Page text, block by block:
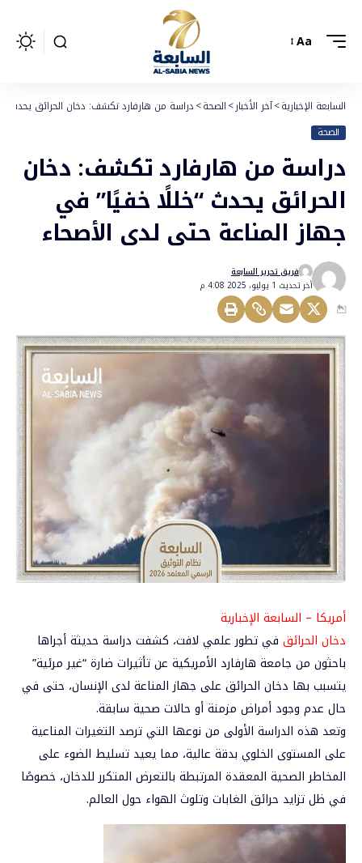
Aa
السابعة الإخبارية>آخر الأخبار>الصحة>دراسة من هارفارد تكشف: دخان الحرائق يحدث
الصحة
دراسة من هارفارد تكشف: دخان
الحرائق يحدث “خللًا خفيًا” في
جهاز المناعة حتى لدى الأصحاء
أخر تحديث 1 يوليو، 2025 4:08 م
فريق تحرير السابعة
أمريكا – السابعة الإخبارية
دخان الحرائق في تطور علمي لافت، كشفت دراسة حديثة أجراها
باحثون من جامعة هارفارد الأمريكية عن تأثيرات ضارة “غير مرئية”
يتسبب بها دخان الحرائق على جهاز المناعة لدى الإنسان، حتى في
حال عدم وجود أمراض مزمنة أو حالات صحية سابقة.
وتعد هذه الدراسة الأولى من نوعها التي ترصد التغيرات المناعية
على المستوى الخلوي بدقة عالية، مما يعيد تسليط الضوء على
المخاطر الصحية المعقدة المرتبطة بالتعرض المتكرر للدخان، خصوصًا
في ظل تزايد حرائق الغابات وتلوث الهواء حول العالم.